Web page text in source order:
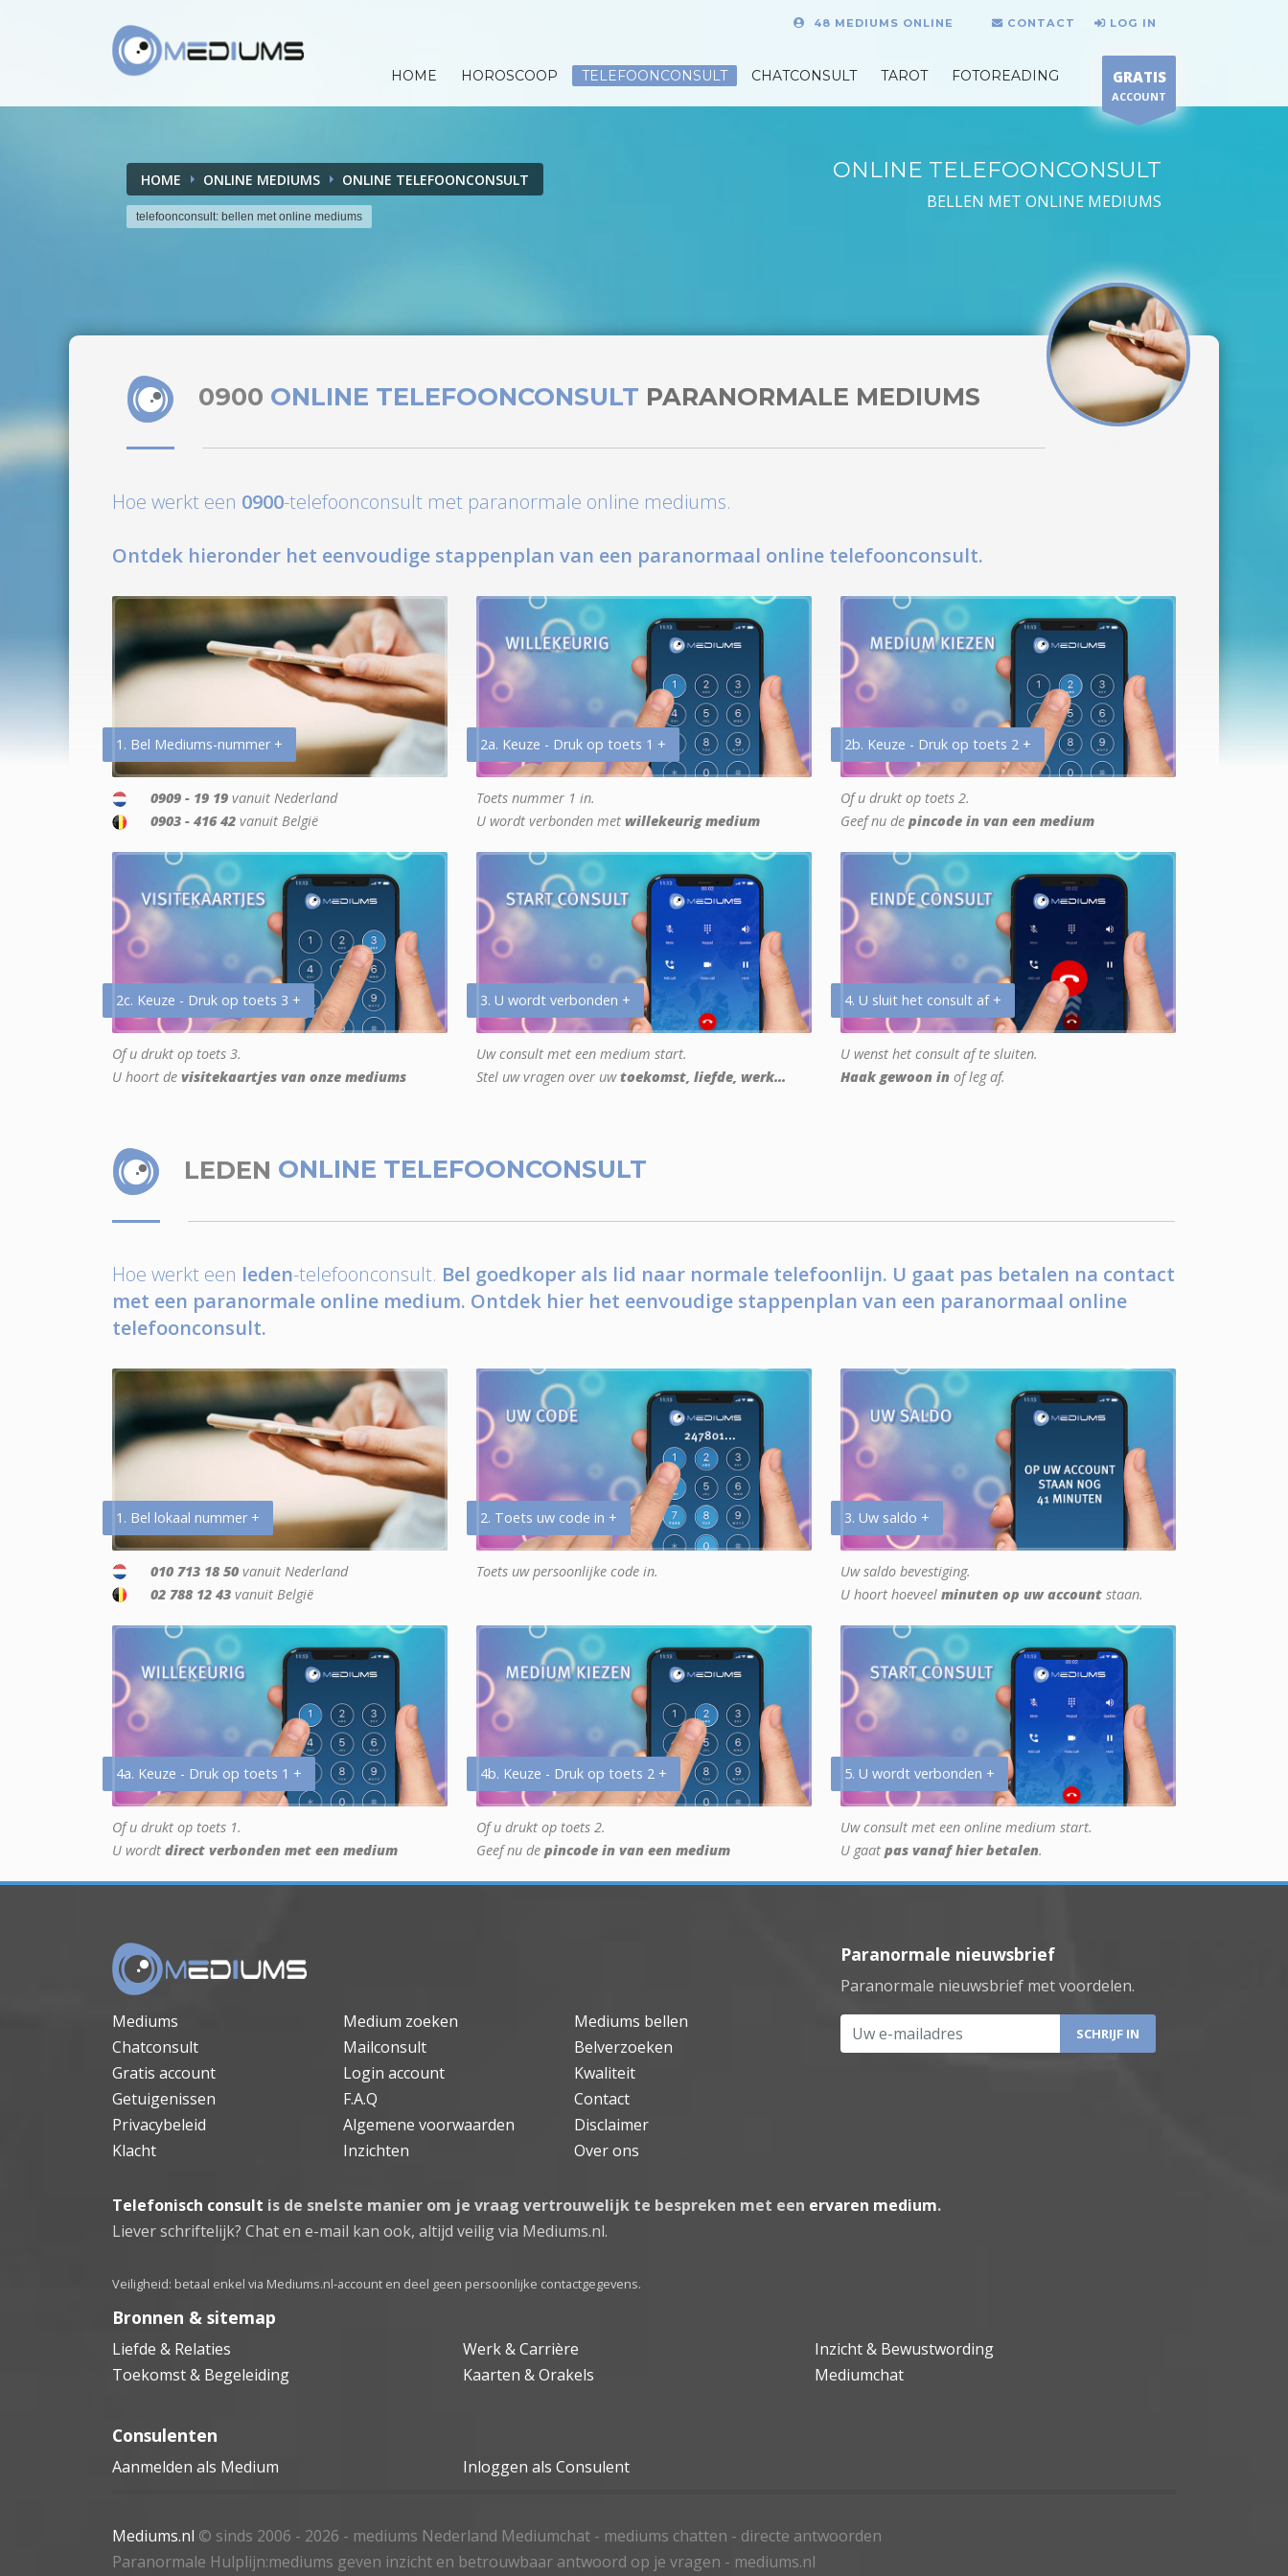
48 MEDIUMS ONLINE CONTACT LOG IN
HOME HOROSCOOP TELEFOONCONSULT CHATCONSULT TAROT FOTOREADING GRATIS
ACCOUNT
HOME ONLINE MEDIUMS ONLINE TELEFOONCONSULT
telefoonconsult: bellen met online mediums
ONLINE TELEFOONCONSULT
BELLEN MET ONLINE MEDIUMS
0900 ONLINE TELEFOONCONSULT PARANORMALE MEDIUMS
Hoe werkt een 0900-telefoonconsult met paranormale online mediums.
Ontdek hieronder het eenvoudige stappenplan van een paranormaal online telefoonconsult.
1. Bel Mediums-nummer +
0909 - 19 19 vanuit Nederland
0903 - 416 42 vanuit België
2a. Keuze - Druk op toets 1 +
Toets nummer 1 in.
U wordt verbonden met willekeurig medium
2b. Keuze - Druk op toets 2 +
Of u drukt op toets 2.
Geef nu de pincode in van een medium
2c. Keuze - Druk op toets 3 +
Of u drukt op toets 3.
U hoort de visitekaartjes van onze mediums
3. U wordt verbonden +
Uw consult met een medium start.
Stel uw vragen over uwtoekomst, liefde, werk...
4. U sluit het consult af +
U wenst het consult af te sluiten.
Haak gewoon in of leg af.
LEDEN ONLINE TELEFOONCONSULT
Hoe werkt een leden-telefoonconsult. Bel goedkoper als lid naar normale telefoonlijn. U gaat pas betalen na contact
met een paranormale online medium. Ontdek hier het eenvoudige stappenplan van een paranormaal online
telefoonconsult.
1. Bel lokaal nummer +
010 713 18 50 vanuit Nederland
02 788 12 43 vanuit België
2. Toets uw code in +
Toets uw persoonlijke code in.
3. Uw saldo +
Uw saldo bevestiging.
U hoort hoeveel minuten op uw account staan.
4a. Keuze - Druk op toets 1 +
Of u drukt op toets 1.
U wordt direct verbonden met een medium
4b. Keuze - Druk op toets 2 +
Of u drukt op toets 2.
Geef nu de pincode in van een medium
5. U wordt verbonden +
Uw consult met een online medium start.
U gaat pas vanaf hier betalen.
Mediums Medium zoeken
Mediums bellen
Chatconsult
Mailconsult
Belverzoeken
Gratis account
Login account
Kwaliteit
Getuigenissen
F.A.Q
Contact
Privacybeleid
Algemene voorwaarden
Disclaimer
Klacht
Inzichten Over ons
Paranormale nieuwsbrief
Paranormale nieuwsbrief met voordelen.
Uw e-mailadres
Telefonisch consult is de snelste manier om je vraag vertrouwelijk te bespreken met een ervaren medium.
Liever schriftelijk? Chat en e-mail kan ook, altijd veilig via Mediums.nl.
Veiligheid: betaal enkel via Mediums.nl-account en deel geen persoonlijke contactgegevens.
Bronnen & sitemap
Liefde & Relaties Werk & Carrière
Inzicht & Bewustwording
Toekomst & Begeleiding
Kaarten & Orakels Mediumchat
Consulenten
Aanmelden als Medium Inloggen als Consulent
Mediums.nl © sinds 2006 - 2026 - mediums Nederland Mediumchat - mediums chatten - directe antwoorden
Paranormale Hulplijn:mediums geven inzicht en betrouwbaar antwoord op je vragen - mediums.nl